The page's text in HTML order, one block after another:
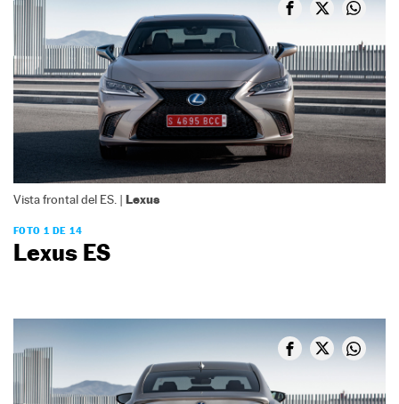
Vista frontal del ES. | Lexus
FOTO 1 DE 14
Lexus ES